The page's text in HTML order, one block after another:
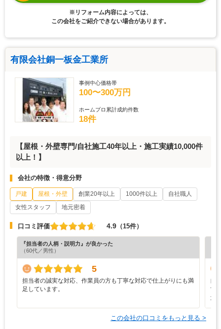
※リフォーム内容によっては、
この会社をご紹介できない場合があります。
有限会社銅一板金工業所
事例中心価格帯
100〜300万円
ホームプロ累計成約件数
18件
【屋根・外壁専門/自社施工40年以上・施工実績10,000件
以上！】
会社の特徴・得意分野
戸建 屋根・外壁 創業20年以上 1000件以上
自社職人
女性スタッフ
地元密着
口コミ評価 4.9 （15件）
『担当者の人柄・説明力』が良かった
（60代／男性）
5
担当者の誠実な対応、作業員の方も丁寧な対応で仕上がりにも満
足しています。
自
で
た
この会社の口コミをもっと見る >